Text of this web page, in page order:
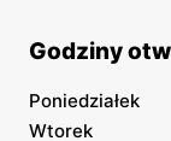
Godziny
Poniedziałek
Wtorek